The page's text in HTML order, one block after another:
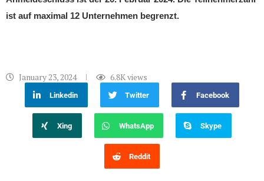
ist auf maximal 12 Unternehmen begrenzt.
January 23, 2024 6.8Kviews
Linkedin Twitter Facebook
Xing WhatsApp Skype
Reddit